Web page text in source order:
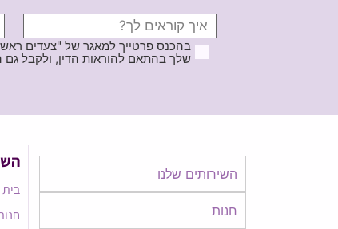
בהכנס פרטייך למאגר של "צעדים
שלך בהתאם להוראות הדין, ולקבל גם הטבות
השירותים שלנו
חנות